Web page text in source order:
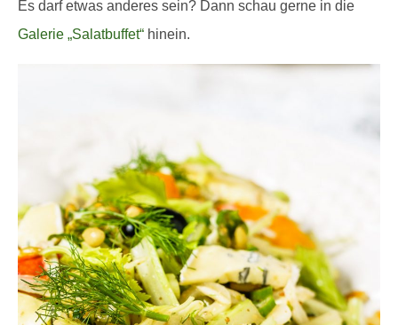
Es darf etwas anderes sein? Dann schau gerne in die
Galerie „Salatbuffet“ hinein.